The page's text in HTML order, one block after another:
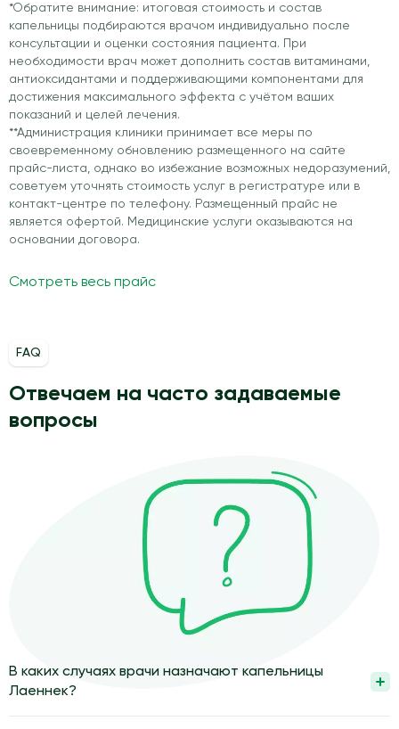
*Обратите внимание: итоговая стоимость и состав
капельницы подбираются врачом индивидуально после
консультации и оценки состояния пациента. При
необходимости врач может дополнить состав витаминами,
антиоксидантами и поддерживающими компонентами для
достижения максимального эффекта с учётом ваших
показаний и целей лечения.
**Администрация клиники принимает все меры по
своевременному обновлению размещенного на сайте
прайс-листа, однако во избежание возможных недоразумений,
советуем уточнять стоимость услуг в регистратуре или в
контакт-центре по телефону. Размещенный прайс не
является офертой. Медицинские услуги оказываются на
основании договора.
Смотреть весь прайс
FAQ
Отвечаем на часто задаваемые
вопросы
В каких случаях врачи назначают капельницы
Лаеннек?